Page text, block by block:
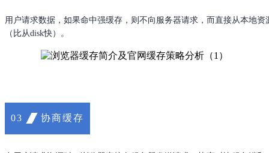
用户请求数据，如果命中强缓存，则不向服务器请求，而直接从本地资
（比从disk快）。
03 协商缓存